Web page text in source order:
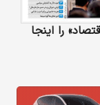
را اینجا